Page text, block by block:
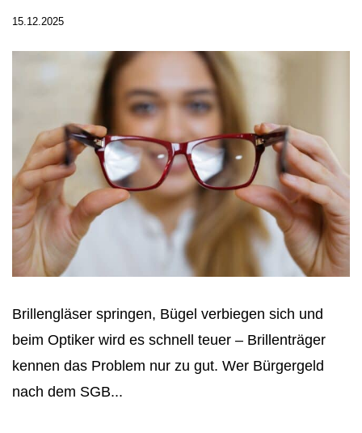
15.12.2025
Brillengläser springen, Bügel verbiegen sich und
beim Optiker wird es schnell teuer – Brillenträger
kennen das Problem nur zu gut. Wer Bürgergeld
nach dem SGB...